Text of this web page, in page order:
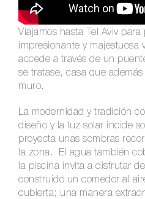
Viajamos hasta Tel Aviv
impresionante y majestuosa
accede a través de un
se tratase, casa que
muro.
La modernidad y tradición
diseño y la luz solar incide
proyecta unas sombras
la zona. El agua también
la piscina invita a disfrutar
construido un comedor al
cubierta; una manera